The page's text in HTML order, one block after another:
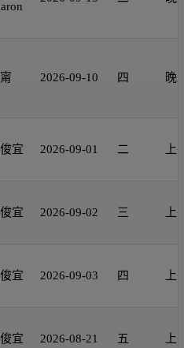
2026-09-10 四 晚
宜 2026-09-01 二 上
宜 2026-09-02 三 上
宜 2026-09-03 四 上
宜 2026-08-21 五 上